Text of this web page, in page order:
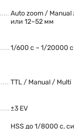
Auto zoom / Manual
или 12–52 мм
1/600 с – 1/20000 с
TTL / Manual / Multi
±3 EV
HSS до 1/8000 с,